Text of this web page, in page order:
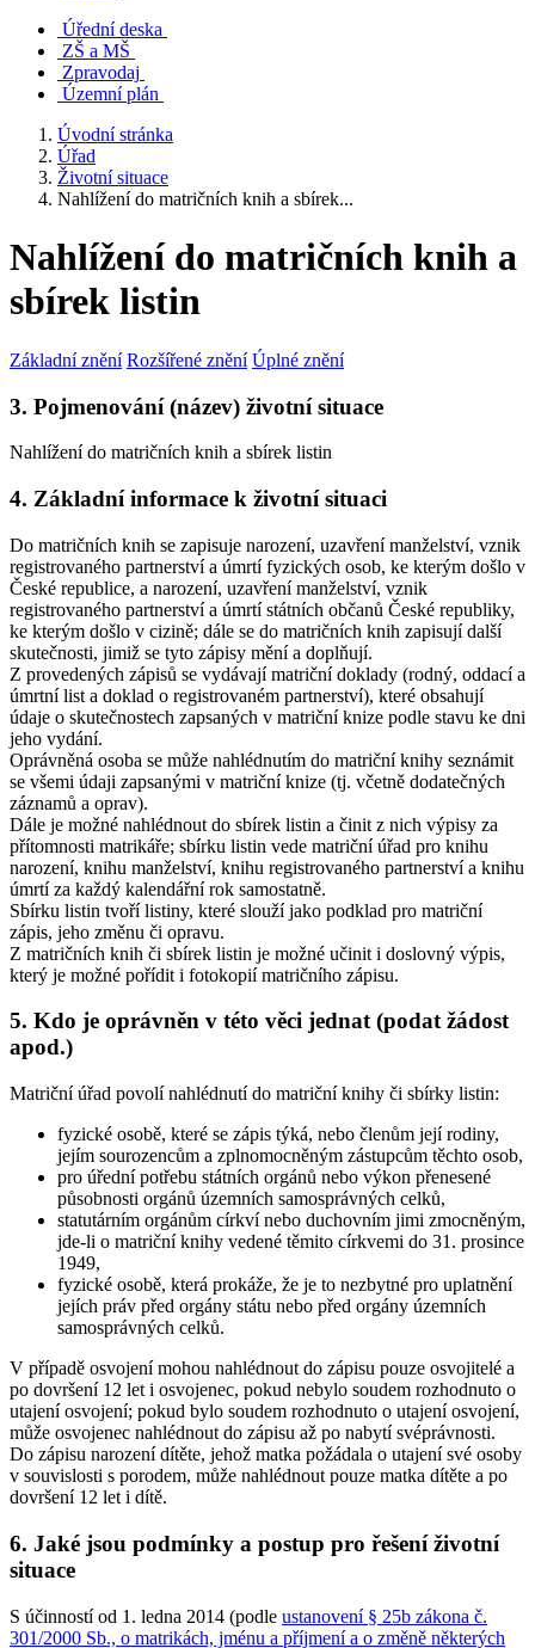
Úřední deska
ZŠ a MŠ
Zpravodaj
Územní plán
Úvodní stránka
Úřad
Životní situace
Nahlížení do matričních knih a sbírek...
Nahlížení do matričních knih a
sbírek listin
Základní znění Rozšířené znění Úplné znění
3. Pojmenování (název) životní situace
Nahlížení do matričních knih a sbírek listin
4. Základní informace k životní situaci
Do matričních knih se zapisuje narození, uzavření manželství, vznik
registrovaného partnerství a úmrtí fyzických osob, ke kterým došlo v
České republice, a narození, uzavření manželství, vznik
registrovaného partnerství a úmrtí státních občanů České republiky,
ke kterým došlo v cizině; dále se do matričních knih zapisují další
skutečnosti, jimiž se tyto zápisy mění a doplňují.
Z provedených zápisů se vydávají matriční doklady (rodný, oddací a
úmrtní list a doklad o registrovaném partnerství), které obsahují
údaje o skutečnostech zapsaných v matriční knize podle stavu ke dni
jeho vydání.
Oprávněná osoba se může nahlédnutím do matriční knihy seznámit
se všemi údaji zapsanými v matriční knize (tj. včetně dodatečných
záznamů a oprav).
Dále je možné nahlédnout do sbírek listin a činit z nich výpisy za
přítomnosti matrikáře; sbírku listin vede matriční úřad pro knihu
narození, knihu manželství, knihu registrovaného partnerství a knihu
úmrtí za každý kalendářní rok samostatně.
Sbírku listin tvoří listiny, které slouží jako podklad pro matriční
zápis, jeho změnu či opravu.
Z matričních knih či sbírek listin je možné učinit i doslovný výpis,
který je možné pořídit i fotokopií matričního zápisu.
5. Kdo je oprávněn v této věci jednat (podat žádost
apod.)
Matriční úřad povolí nahlédnutí do matriční knihy či sbírky listin:
fyzické osobě, které se zápis týká, nebo členům její rodiny,
jejím sourozencům a zplnomocněným zástupcům těchto osob,
pro úřední potřebu státních orgánů nebo výkon přenesené
působnosti orgánů územních samosprávných celků,
statutárním orgánům církví nebo duchovním jimi zmocněným,
jde-li o matriční knihy vedené těmito církvemi do 31. prosince
1949,
fyzické osobě, která prokáže, že je to nezbytné pro uplatnění
jejích práv před orgány státu nebo před orgány územních
samosprávných celků.
V případě osvojení mohou nahlédnout do zápisu pouze osvojitelé a
po dovršení 12 let i osvojenec, pokud nebylo soudem rozhodnuto o
utajení osvojení; pokud bylo soudem rozhodnuto o utajení osvojení,
může osvojenec nahlédnout do zápisu až po nabytí svéprávnosti.
Do zápisu narození dítěte, jehož matka požádala o utajení své osoby
v souvislosti s porodem, může nahlédnout pouze matka dítěte a po
dovršení 12 let i dítě.
6. Jaké jsou podmínky a postup pro řešení životní
situace
S účinností od 1. ledna 2014 (podle ustanovení § 25b zákona č.
301/2000 Sb., o matrikách, jménu a příjmení a o změně některých